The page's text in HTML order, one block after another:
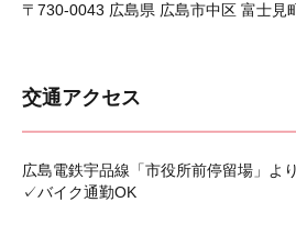
〒730-0043 広島県 広島市中区 富士見
交通アクセス
広島電鉄宇品線「市役所前停留場」よ
✓バイク通勤OK